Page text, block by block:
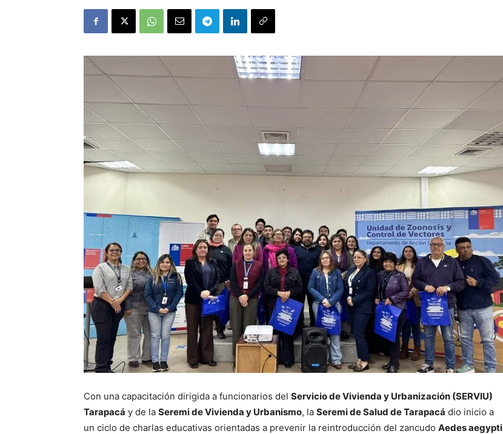
Con una capacitación dirigida a funcionarios del Servicio de Vivienda y Urbanización (SERVIU)
Tarapacá y de la Seremi de Vivienda y Urbanismo, la Seremi de Salud de Tarapacá dio inicio a
un ciclo de charlas educativas orientadas a prevenir la reintroducción del zancudo Aedes aegypti